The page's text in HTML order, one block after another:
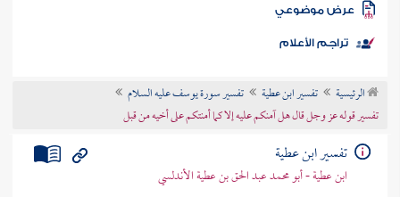
الكتب
موضوعي
تراجم الأعلام
الرئيسية تفسير ابن عطية
تفسير سورة يوسف عليه السلام
تفسير قوله عز وجل قال هل آمنكم عليه إلا كما أمنتكم على أخيه من قبل
تفسير ابن عطية
ابن عطية - أبو محمد عبد الحق بن عطية الأندلسي